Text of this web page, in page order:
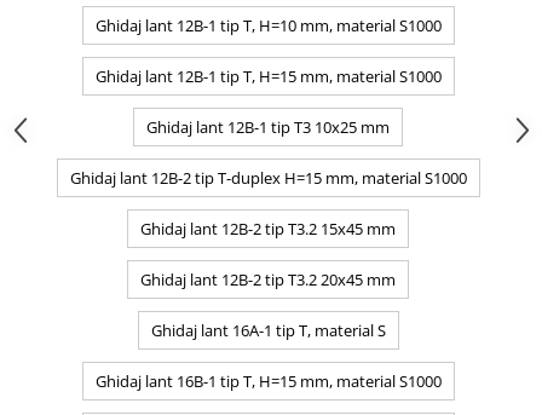
Ghidaj lant 12B-1 tip T, H=10 mm, material S1000
Ghidaj lant 12B-1 tip T, H=15 mm, material S1000
Ghidaj lant 12B-1 tip T3 10x25 mm
Ghidaj lant 12B-2 tip T-duplex H=15 mm, material S1000
Ghidaj lant 12B-2 tip T3.2 15x45 mm
Ghidaj lant 12B-2 tip T3.2 20x45 mm
Ghidaj lant 16A-1 tip T, material S
Ghidaj lant 16B-1 tip T, H=15 mm, material S1000